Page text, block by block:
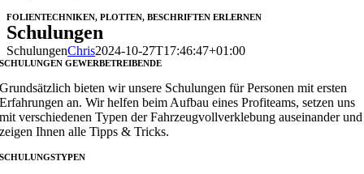
FOLIENTECHNIKEN, PLOTTEN, BESCHRIFTEN ERLERNEN
Schulungen
SchulungenChris2024-10-27T17:46:47+01:00
SCHULUNGEN GEWERBETREIBENDE
Grundsätzlich bieten wir unsere Schulungen für Personen mit ersten
Erfahrungen an. Wir helfen beim Aufbau eines Profiteams, setzen uns
mit verschiedenen Typen der Fahrzeugvollverklebung auseinander und
zeigen Ihnen alle Tipps & Tricks.
SCHULUNGSTYPEN